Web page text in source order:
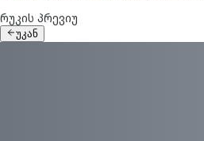
რუკის პრევიუ
უკან